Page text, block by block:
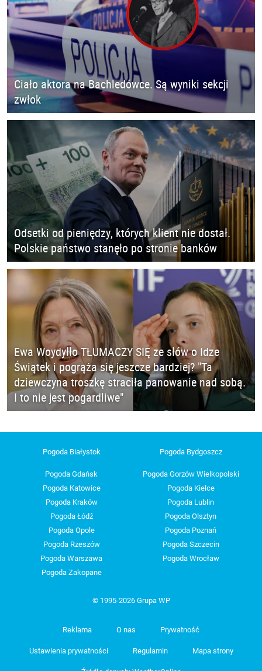
Ciało aktora na Bachledówce. Są wyniki sekcji
zwłok
Odsetki od pieniędzy, których klient nie dostał.
Polskie państwo stanęło po stronie banków
Ewa Woydyłło TŁUMACZY SIĘ ze słów o Idze
Świątek i pogrąża się jeszcze bardziej? "Ta
dziewczyna troszkę straciła panowanie nad sobą.
I to nie jest pogardliwe"
Pogoda Białystok Pogoda Bydgoszcz
Pogoda Gdańsk
Pogoda Gorzów Wielkopolski
Pogoda Katowice
Pogoda Kielce
Pogoda Kraków
Pogoda Lublin
Pogoda Łódź
Pogoda Olsztyn
Pogoda Opole
Pogoda Poznań
Pogoda Rzeszów
Pogoda Szczecin
Pogoda Warszawa
Pogoda Wrocław
Pogoda Zakopane
© 1995-2026 Grupa WP
Reklama O nas Prywatność
Ustawienia prywatności Regulamin Mapa strony